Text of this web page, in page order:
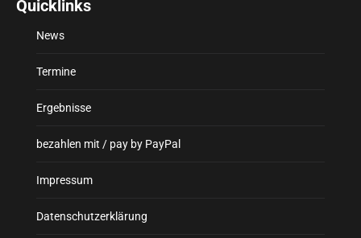
Quicklinks
News
Termine
Ergebnisse
bezahlen mit / pay by PayPal
Impressum
Datenschutzerklärung